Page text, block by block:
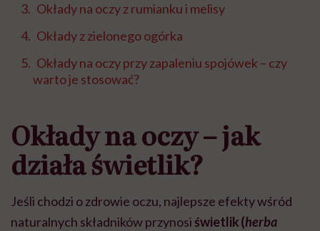
Okłady na oczy z rumianku i melisy
Okłady z zielonego ogórka
Okłady na oczy przy zapaleniu spojówek – czy
warto je stosować?
Okłady na oczy – jak
działa świetlik?
Jeśli chodzi o zdrowie oczu, najlepsze efekty wśród
naturalnych składników przynosiświetlik (herba